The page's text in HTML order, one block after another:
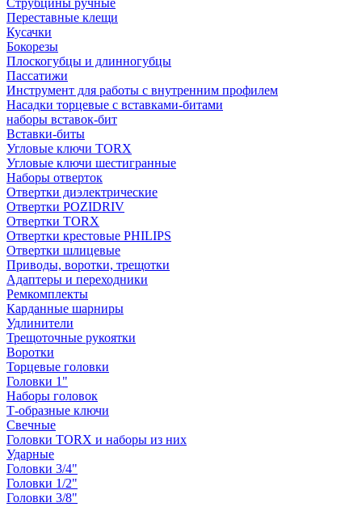
Струбцины ручные
Переставные клещи
Кусачки
Бокорезы
Плоскогубцы и длинногубцы
Пассатижи
Инструмент для работы с внутренним профилем
Насадки торцевые с вставками-битами
наборы вставок-бит
Вставки-биты
Угловые ключи TORX
Угловые ключи шестигранные
Наборы отверток
Отвертки диэлектрические
Отвертки POZIDRIV
Отвертки TORX
Отвертки крестовые PHILIPS
Отвертки шлицевые
Приводы, воротки, трещотки
Адаптеры и переходники
Ремкомплекты
Карданные шарниры
Удлинители
Трещоточные рукоятки
Воротки
Торцевые головки
Головки 1"
Наборы головок
Т-образные ключи
Свечные
Головки TORX и наборы из них
Ударные
Головки 3/4"
Головки 1/2"
Головки 3/8"